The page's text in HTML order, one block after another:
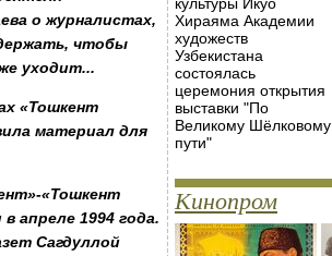
о журналистах,
чтобы
уходит...
«Тошкент
материал для
«Тошкент
апреле 1994 года.
Сагдуллой
Хираяма Академии
художеств
Узбекистана
состоялась
церемония открытия
выставки "По
Великому Шёлковому
пути"
Кинопром